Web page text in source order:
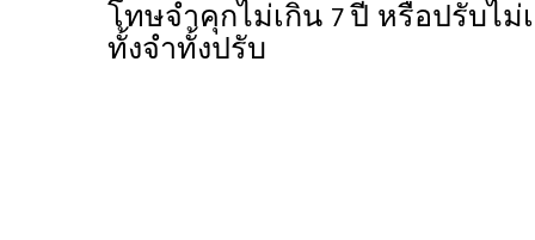
โทษจำคุกไม่เกิน 7 ปี หรือปรับไม่
ทั้งจำทั้งปรับ